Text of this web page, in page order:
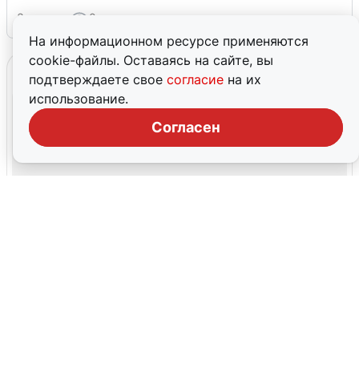
На информационном ресурсе применяются
cookie-файлы. Оставаясь на сайте, вы
подтверждаете свое согласие на их
использование.
Согласен
3 августа 0